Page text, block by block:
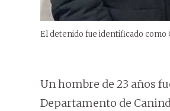
El detenido fue identificado como
Un hombre de 23 años
Departamento de